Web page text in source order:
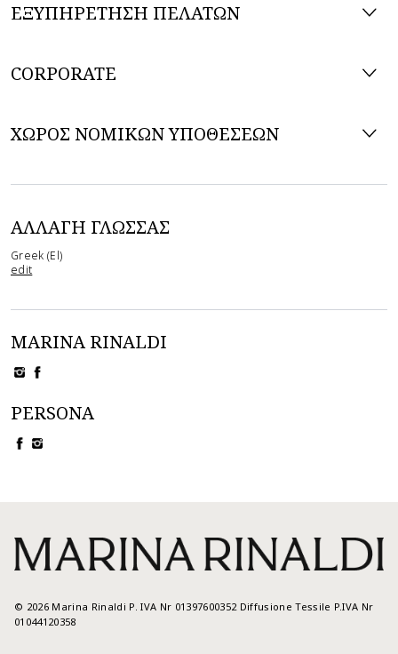
ΕΞΥΠΗΡΕΤΗΣΗ ΠΕΛΑΤΩΝ
CORPORATE
ΧΩΡΟΣ ΝΟΜΙΚΩΝ ΥΠΟΘΕΣΕΩΝ
ΑΛΛΑΓΉ ΓΛΏΣΣΑΣ
Greek (El)
edit
MARINA RINALDI
PERSONA
© 2026 Marina Rinaldi P. IVA Nr 01397600352 Diffusione Tessile P.IVA Nr
01044120358